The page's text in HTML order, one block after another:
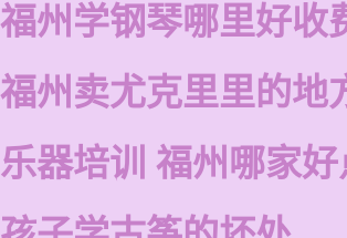
福州学钢琴哪里好收
福州卖尤克里里的地
乐器培训 福州哪家